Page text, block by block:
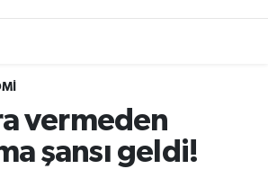
vermeden
şansı geldi!
Yoğunluk Haritası
Durumu ve Fikstür